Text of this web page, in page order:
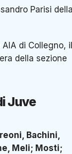
Parisi
di Collegno, il
della sezione
Juve
Bachini,
Meli; Mosti;